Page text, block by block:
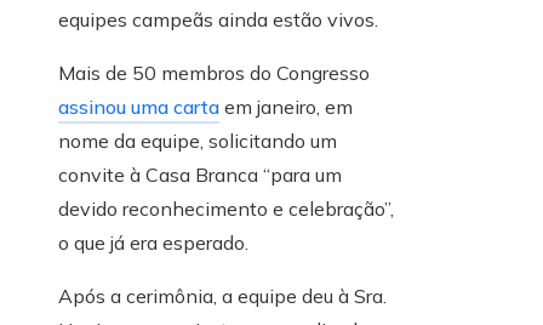
equipes campeãs ainda estão vivos.
Mais de 50 membros do Congresso
assinou uma carta em janeiro, em
nome da equipe, solicitando um
convite à Casa Branca “para um
devido reconhecimento e celebração”,
o que já era esperado.
Após a cerimônia, a equipe deu à Sra.